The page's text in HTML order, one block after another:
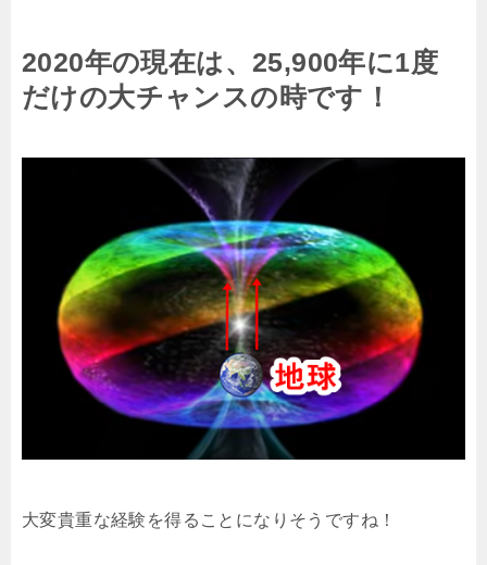
2020年の現在は、25,900年に1度
だけの大チャンスの時です！
大変貴重な経験を得ることになりそうですね！